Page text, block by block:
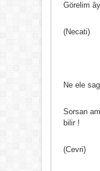
Görelim
(Necati)
Ne ele
Sorsan
bilir !
(Cevri)